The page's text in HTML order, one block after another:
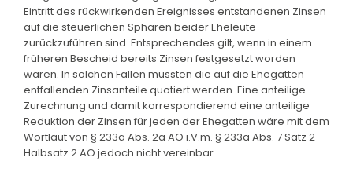
Eintritt des rückwirkenden Ereignisses entstandenen Zinsen
auf die steuerlichen Sphären beider Eheleute
zurückzuführen sind. Entsprechendes gilt, wenn in einem
früheren Bescheid bereits Zinsen festgesetzt worden
waren. In solchen Fällen müssten die auf die Ehegatten
entfallenden Zinsanteile quotiert werden. Eine anteilige
Zurechnung und damit korrespondierend eine anteilige
Reduktion der Zinsen für jeden der Ehegatten wäre mit dem
Wortlaut von § 233a Abs. 2a AO i.V.m. § 233a Abs. 7 Satz 2
Halbsatz 2 AO jedoch nicht vereinbar.